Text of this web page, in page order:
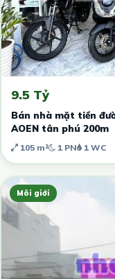
9.5 Tỷ
Bán nhà mặt tiền
AOEN tân phú 200m
105 m² 1 PN 1 WC
Môi giới